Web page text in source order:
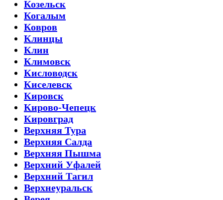
Козельск
Когалым
Ковров
Клинцы
Клин
Климовск
Кисловодск
Киселевск
Кировск
Кирово-Чепецк
Кировград
Верхняя Тура
Верхняя Салда
Верхняя Пышма
Верхний Уфалей
Верхний Тагил
Верхнеуральск